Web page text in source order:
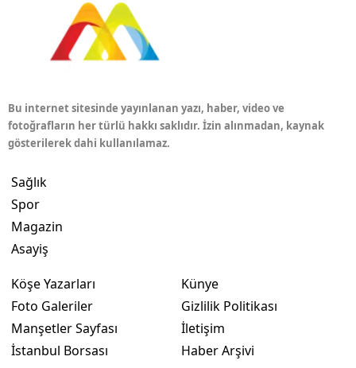
Bu internet sitesinde yayınlanan yazı, haber, video ve
fotoğrafların her türlü hakkı saklıdır. İzin alınmadan, kaynak
gösterilerek dahi kullanılamaz.
Sağlık
Spor
Magazin
Asayiş
Köşe Yazarları
Foto Galeriler
Manşetler Sayfası
İstanbul Borsası
Künye
Gizlilik Politikası
İletişim
Haber Arşivi